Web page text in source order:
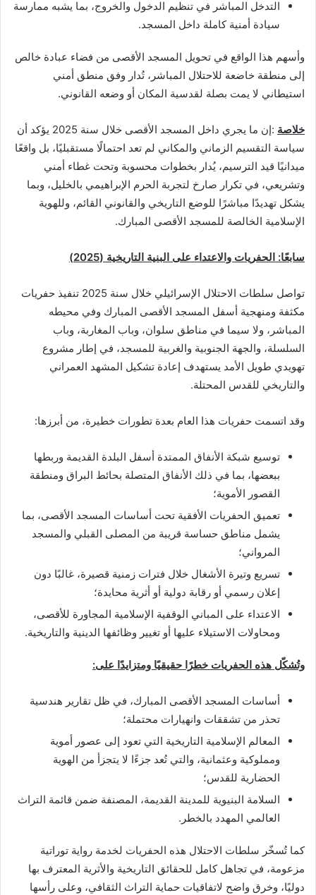
التدخل المباشر في تنظيم الدخول والخروج، بما يشبه ممارسة
سيادة أمنية كاملة داخل المسجد.
وأسهم هذا الواقع في تحويل المسجد الأقصى من فضاء عبادة خالص
إلى منطقة خاضعة للاحتلال المباشر، تُدار وفق منطق أمني
استيطاني لا يمت بصلة لقدسية المكان أو وضعه القانوني.
خلاصة
:إن ما يجري داخل المسجد الأقصى خلال سنة 2025 يؤكد أن
سياسة التقسيم الزماني والمكاني لم تعد احتمالًا مستقبليًا، بل واقعًا
ميدانيًا قيد الترسيم، يُدار بخطوات محسوبة وتحت غطاء أمني
وتشريعي، في تكرار صارخ لتجربة الحرم الإبراهيمي بالخليل، وبما
يشكل تهديدًا مباشرًا للوضع التاريخي والقانوني القائم، وللهوية
الإسلامية الخالصة للمسجد الأقصى المبارك.
سابعًا: الحفريات والاعتداء على البنية التاريخية (2025 )
تواصل سلطات الاحتلال الإسرائيلي خلال سنة 2025 تنفيذ حفريات
مكثفة ومنهجية أسفل المسجد الأقصى المبارك وفي محيطه
المباشر، ولا سيما في مناطق سلوان، وباب المغاربة، وباب
السلسلة، والجهة الجنوبية والغربية للمسجد، في إطار مشروع
تهويدي طويل الأمد يستهدف إعادة تشكيل المشهد العمراني
والتاريخي للقدس المحتلة.
وقد اتسمت حفريات هذا العام بعدة تطورات خطيرة، من أبرزها:
توسيع شبكة الأنفاق الممتدة أسفل البلدة القديمة وربطها
ببعضها، بما في ذلك الأنفاق المتصلة بحائط البراق ومنطقة
القصور الأموية؛
تعميق الحفريات الأفقية تحت أساسات المسجد الأقصى، بما
يشمل مناطق حساسة قريبة من المصلى القبلي والمسجد
المرواني؛
تسريع وتيرة الأشغال خلال فترات زمنية قصيرة، غالبًا دون
إعلان رسمي أو رقابة دولية أو أثرية محايدة؛
الاعتداء على المباني الوقفية الإسلامية المجاورة للأقصى،
ومحاولات الاستيلاء عليها أو تغيير وظائفها الدينية والتاريخية.
وتُشكّل هذه الحفريات خطرًا حقيقيًا ومتزايدًا على:
أساسات المسجد الأقصى المبارك، في ظل تقارير هندسية
تحذر من تشققات وانهيارات محتملة؛
المعالم الإسلامية التاريخية التي تعود إلى عصور أموية
ومملوكية وعثمانية، والتي تُعد جزءًا لا يتجزأ من الهوية
الحضارية للقدس؛
السلامة البنيوية للمدينة القديمة، المصنفة ضمن قائمة التراث
العالمي المهدد بالخطر.
كما تُسخّر سلطات الاحتلال هذه الحفريات لخدمة رواية توراتية
مزعومة، في تجاهل كامل للحقائق التاريخية والأثرية المعترف بها
دوليًا، وخرق واضح لاتفاقيات حماية التراث الثقافي، وعلى رأسها